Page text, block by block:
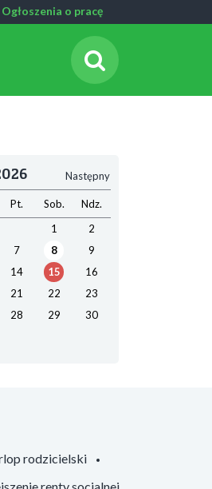
Ogłoszenia o pracę
Następny
Pt. Sob.
Ndz.
1
2
7 8
9
14 15
16
21 22
23
28 29
30
rodzicielski